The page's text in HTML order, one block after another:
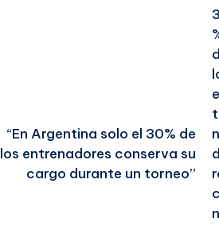
“En Argentina solo el 30% de
los entrenadores conserva su
cargo durante un torneo”